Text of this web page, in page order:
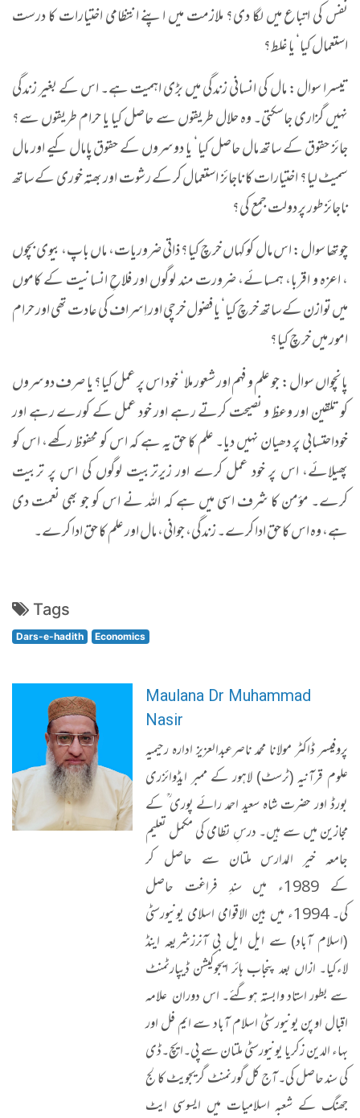
نفس کی اتباع میں لگا دی؟ ملازمت میں اپنے انتظامی اختیارات کا درست
استعمال کیا‘ یا غلط؟
تیسرا سوال: مال کی انسانی زندگی میں بڑی اہمیت ہے۔ اس کے بغیر زندگی
نہیں گزاری جاسکتی۔ وہ حلال طریقوں سے حاصل کیا یا حرام طریقوں سے؟
جائز حقوق کے ساتھ مال حاصل کیا‘ یا دوسروں کے حقوق پامال کیے اور مال
سمیٹ لیا؟ اختیارات کا ناجائز استعمال کر کے رشوت اور بھتہ خوری کے ساتھ
ناجائز طور پر دولت جمع کی؟
چوتھا سوال: اس مال کو کہاں خرچ کیا؟ ذاتی ضروریات، ماں باپ، بیوی بچوں
، اعزہ و اقربا، ہمسائے، ضرورت مند لوگوں اور فلاحِ انسانیت کے کاموں
میں توازن کے ساتھ خرچ کیا‘ یا فضول خرچی اور اِسراف کی عادت تھی اور حرام
امور میں خرچ کیا؟
پانچواں سوال: جو علم و فہم اور شعور ملا‘ خود اس پر عمل کیا؟ یا صرف دوسروں
کو تلقین اور وعظ و نصیحت کرتے رہے اور خود عمل کے کورے رہے اور
خوداحتسابی پر دھیان نہیں دیا۔ علم کا حق یہ ہے کہ اس کو محفوظ رکھے، اس کو
پھیلائے، اس پر خود عمل کرے اور زیرتربیت لوگوں کی اس پر تربیت
کرے۔ مؤمن کا شرف اسی میں ہے کہ اللہ نے اس کو جو بھی نعمت دی
ہے، وہ اس کا حق ادا کرے۔ زندگی، جوانی، مال اور علم کا حق ادا کرے۔
Tags
Dars-e-hadith Economics
Maulana Dr Muhammad
Nasir
پروفیسر ڈاکٹر مولانا محمد ناصرعبدالعزیز ادارہ رحیمیہ
علوم قرآنیہ (ٹرسٹ) لاہور کے ممبر ایڈوائزری
بورڈ اور حضرت شاہ سعید احمد رائے پوری ؒ کے
مجازین میں سے ہیں۔ درسِ نظامی کی مکمل تعلیم
جامعہ خیر المدارس ملتان سے حاصل کر
کے 1989ء میں سندِ فراغت حاصل
کی۔ 1994ء میں بین الاقوامی اسلامی یونیورسٹی
(اسلام آباد) سے ایل ایل بی آنرزشریعہ اینڈ
لاءکیا۔ ازاں بعد پنجاب ہائر ایجوکیشن ڈیپارٹمنٹ
سے بطور استاد وابستہ ہوگئے۔ اس دوران علامہ
اقبال اوپن یونیورسٹی اسلام آباد سے ایم فل اور
بہاء الدین زکریا یونیورسٹی ملتان سے پی۔ایچ۔ڈی
کی سند حاصل کی۔ آج کل گورنمنٹ گریجویٹ کالج
جھنگ کے شعبہ اسلامیات میں ایسوسی ایٹ